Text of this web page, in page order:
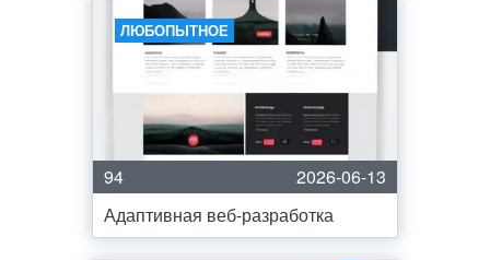
ЛЮБОПЫТНОЕ
94
2026-06-13
Адаптивная веб-разработка